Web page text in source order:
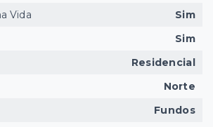
Vida
Sim
Sim
Residencial
Norte
Fundos